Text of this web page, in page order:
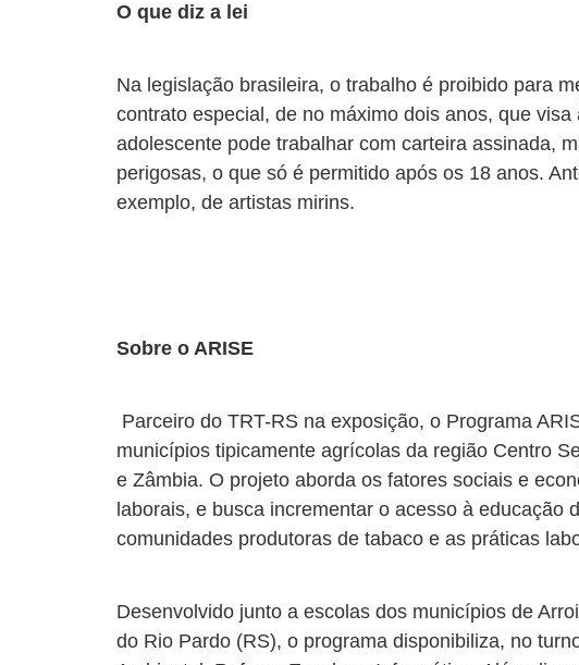
O que diz a lei
Na legislação brasileira, o trabalho é proibido para
contrato especial, de no máximo dois anos, que
adolescente pode trabalhar com carteira assinada,
perigosas, o que só é permitido após os 18 anos.
exemplo, de artistas mirins.
Sobre o ARISE
Parceiro do TRT-RS na exposição, o Programa
municípios tipicamente agrícolas da região Centro
e Zâmbia. O projeto aborda os fatores sociais e
laborais, e busca incrementar o acesso à
comunidades produtoras de tabaco e as práticas
Desenvolvido junto a escolas dos municípios de
do Rio Pardo (RS), o programa disponibiliza, no